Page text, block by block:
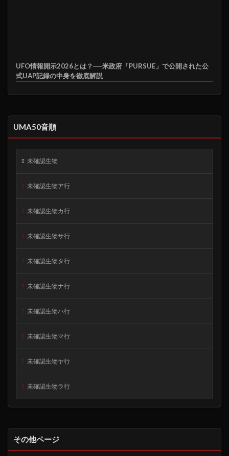
UFO情報開示2026とは？──米政府「PURSUE」で公開された公
式UAP記録の中身を徹底解説
UMA50音順
未確認生物
未確認生物ア行
未確認生物カ行
未確認生物サ行
未確認生物タ行
未確認生物ナ行
未確認生物ハ行
未確認生物マ行
未確認生物ヤ行
未確認生物ラ行
その他ページ